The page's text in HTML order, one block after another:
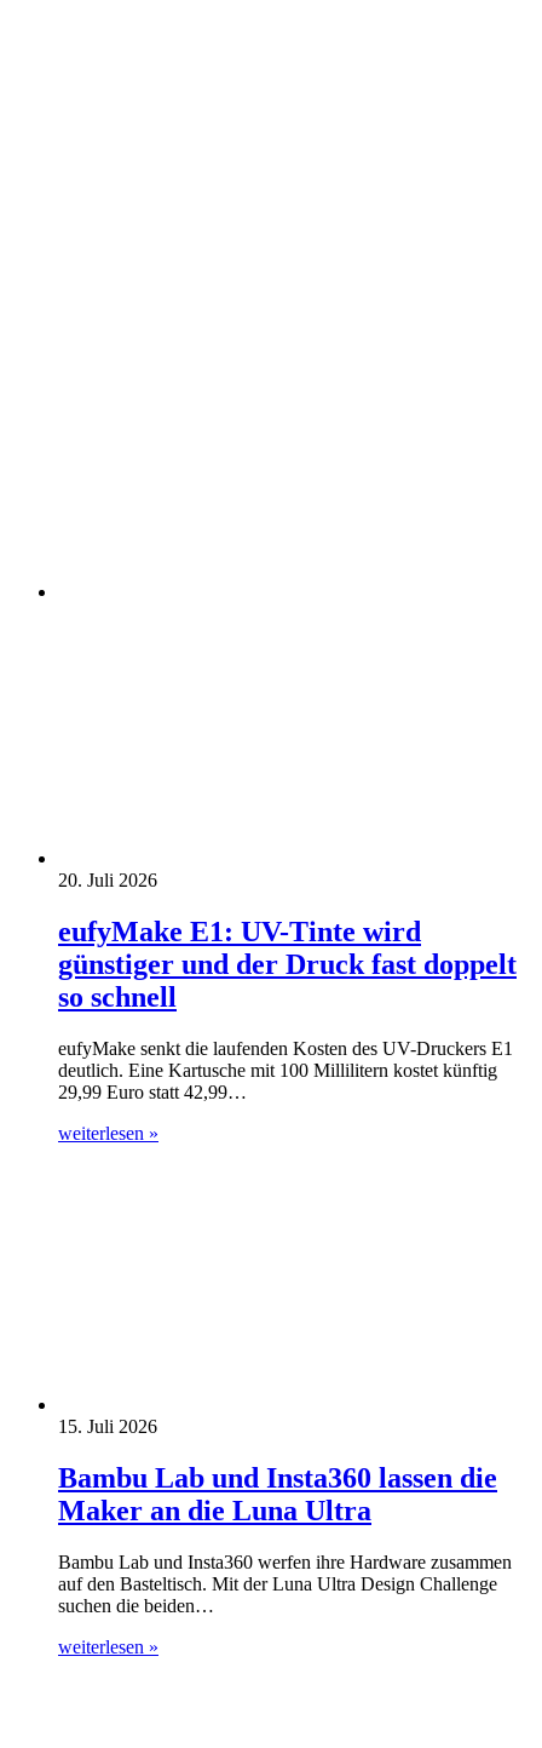
20. Juli 2026
eufyMake E1: UV-Tinte wird
günstiger und der Druck fast doppelt
so schnell
eufyMake senkt die laufenden Kosten des UV-Druckers E1
deutlich. Eine Kartusche mit 100 Millilitern kostet künftig
29,99 Euro statt 42,99…
weiterlesen »
15. Juli 2026
Bambu Lab und Insta360 lassen die
Maker an die Luna Ultra
Bambu Lab und Insta360 werfen ihre Hardware zusammen
auf den Basteltisch. Mit der Luna Ultra Design Challenge
suchen die beiden…
weiterlesen »